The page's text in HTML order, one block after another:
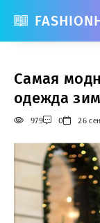
Самая
одежда
979 0 26